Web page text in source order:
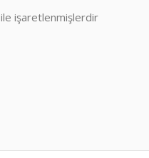
ile işaretlenmişlerdir